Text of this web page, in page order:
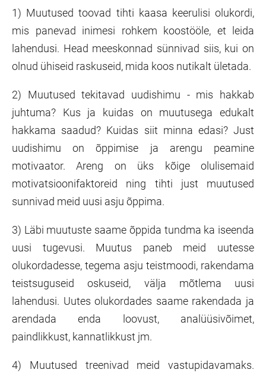
1) Muutused toovad tihti kaasa keerulisi olukordi,
mis panevad inimesi rohkem koostööle, et leida
lahendusi. Head meeskonnad sünnivad siis, kui on
olnud ühiseid raskuseid, mida koos nutikalt ületada.
2) Muutused tekitavad uudishimu - mis hakkab
juhtuma? Kus ja kuidas on muutusega edukalt
hakkama saadud? Kuidas siit minna edasi? Just
uudishimu on õppimise ja arengu peamine
motivaator. Areng on üks kõige olulisemaid
motivatsioonifaktoreid ning tihti just muutused
sunnivad meid uusi asju õppima.
3) Läbi muutuste saame õppida tundma ka iseenda
uusi tugevusi. Muutus paneb meid uutesse
olukordadesse, tegema asju teistmoodi, rakendama
teistsuguseid oskuseid, välja mõtlema uusi
lahendusi. Uutes olukordades saame rakendada ja
arendada enda loovust, analüüsivõimet,
paindlikkust, kannatlikkust jm.
4) Muutused treenivad meid vastupidavamaks.